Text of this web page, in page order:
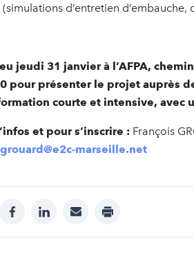
d’entretien d’embauche,
jeudi 31 janvier à l’AFPA,
pour présenter le projet auprès
courte et intensive, avec
et pour s’inscrire : François
marseille.net
facebooklinkedinmail print